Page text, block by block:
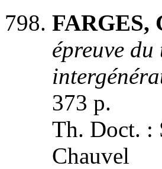
FARGES,
épreuve
373 p.
Th. Doct. :
Chauvel